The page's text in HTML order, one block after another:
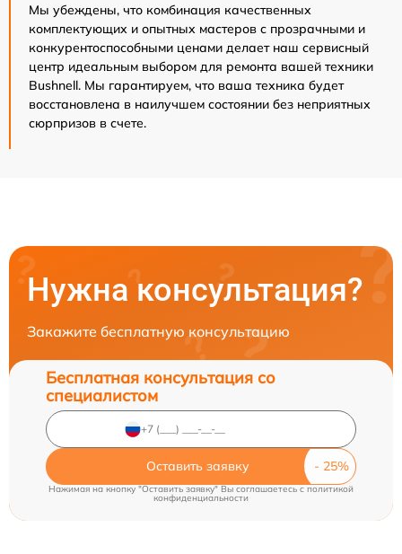
Мы убеждены, что комбинация качественных
комплектующих и опытных мастеров с прозрачными и
конкурентоспособными ценами делает наш сервисный
центр идеальным выбором для ремонта вашей техники
Bushnell. Мы гарантируем, что ваша техника будет
восстановлена в наилучшем состоянии без неприятных
сюрпризов в счете.
Нужна консультация?
Закажите бесплатную консультацию
Бесплатная консультация со
специалистом
Оставить заявку
Нажимая на кнопку "Оставить заявку" Вы соглашаетесь cполитикой
конфиденциальности